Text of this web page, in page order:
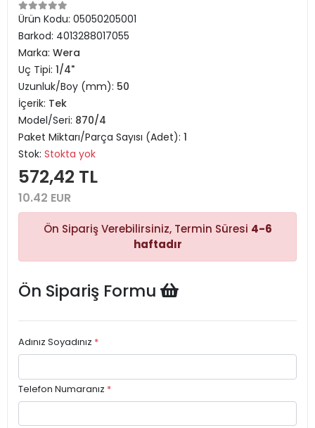
Ürün Kodu: 05050205001
Barkod: 4013288017055
Marka: Wera
Uç Tipi: 1/4"
Uzunluk/Boy (mm): 50
İçerik: Tek
Model/Seri: 870/4
Paket Miktarı/Parça Sayısı (Adet): 1
Stok: Stokta yok
572,42 TL
10.42 EUR
Ön Sipariş Verebilirsiniz, Termin Süresi 4-6
haftadır
Ön Sipariş Formu
Adınız Soyadınız *
Telefon Numaranız *